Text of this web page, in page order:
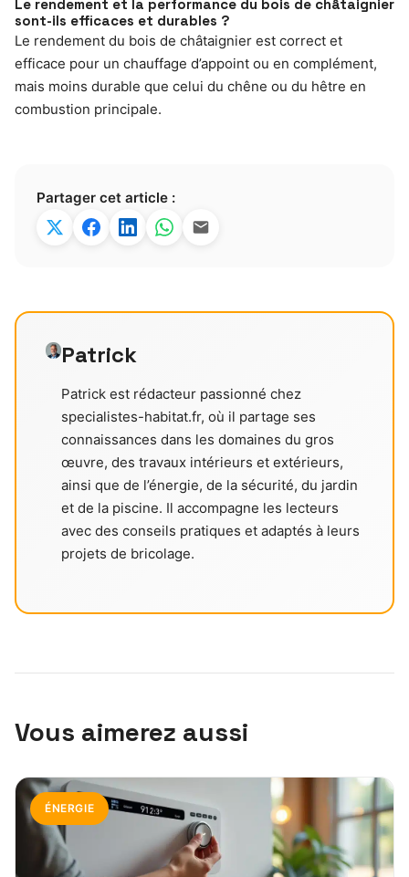
Le rendement et la performance du bois de châtaignier
sont-ils efficaces et durables ?
Le rendement du bois de châtaignier est correct et
efficace pour un chauffage d’appoint ou en complément,
mais moins durable que celui du chêne ou du hêtre en
combustion principale.
Partager cet article :
Patrick
Patrick est rédacteur passionné chez
specialistes-habitat.fr, où il partage ses
connaissances dans les domaines du gros
œuvre, des travaux intérieurs et extérieurs,
ainsi que de l’énergie, de la sécurité, du jardin
et de la piscine. Il accompagne les lecteurs
avec des conseils pratiques et adaptés à leurs
projets de bricolage.
Vous aimerez aussi
ÉNERGIE